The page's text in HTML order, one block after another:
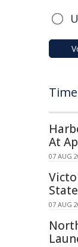
At
07 AUG
07 AUG